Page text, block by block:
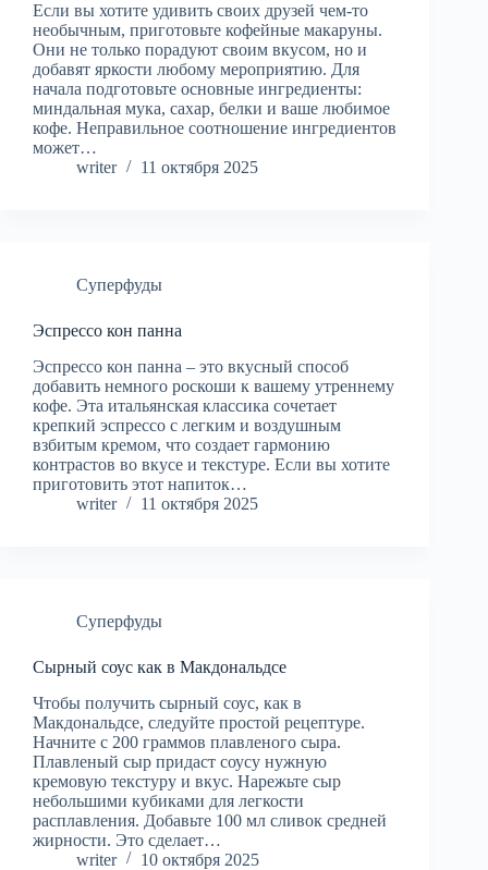
Если вы хотите удивить своих друзей чем-то
необычным, приготовьте кофейные макаруны.
Они не только порадуют своим вкусом, но и
добавят яркости любому мероприятию. Для
начала подготовьте основные ингредиенты:
миндальная мука, сахар, белки и ваше любимое
кофе. Неправильное соотношение ингредиентов
может…
writer
11 октября 2025
Суперфуды
Эспрессо кон панна
Эспрессо кон панна – это вкусный способ
добавить немного роскоши к вашему утреннему
кофе. Эта итальянская классика сочетает
крепкий эспрессо с легким и воздушным
взбитым кремом, что создает гармонию
контрастов во вкусе и текстуре. Если вы хотите
приготовить этот напиток…
writer
11 октября 2025
Суперфуды
Сырный соус как в Макдональдсе
Чтобы получить сырный соус, как в
Макдональдсе, следуйте простой рецептуре.
Начните с 200 граммов плавленого сыра.
Плавленый сыр придаст соусу нужную
кремовую текстуру и вкус. Нарежьте сыр
небольшими кубиками для легкости
расплавления. Добавьте 100 мл сливок средней
жирности. Это сделает…
writer
10 октября 2025